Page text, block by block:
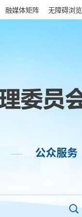
融媒体矩阵 无障碍浏览
—— 公众服务